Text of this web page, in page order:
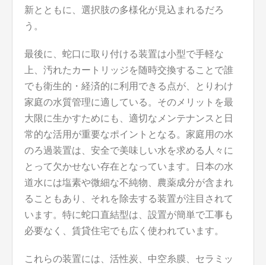
新とともに、選択肢の多様化が見込まれるだろ
う。
最後に、蛇口に取り付ける装置は小型で手軽な
上、汚れたカートリッジを随時交換することで誰
でも衛生的・経済的に利用できる点が、とりわけ
家庭の水質管理に適している。そのメリットを最
大限に生かすためにも、適切なメンテナンスと日
常的な活用が重要なポイントとなる。家庭用の水
のろ過装置は、安全で美味しい水を求める人々に
とって欠かせない存在となっています。日本の水
道水には塩素や微細な不純物、農薬成分が含まれ
ることもあり、それを除去する装置が注目されて
います。特に蛇口直結型は、設置が簡単で工事も
必要なく、賃貸住宅でも広く使われています。
これらの装置には、活性炭、中空糸膜、セラミッ